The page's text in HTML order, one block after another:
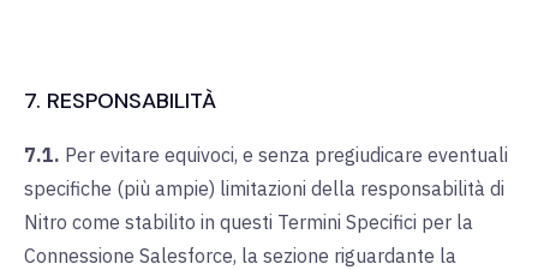
7. RESPONSABILITÀ
7.1. Per evitare equivoci, e senza pregiudicare eventuali
specifiche (più ampie) limitazioni della responsabilità di
Nitro come stabilito in questi Termini Specifici per la
Connessione Salesforce, la sezione riguardante la